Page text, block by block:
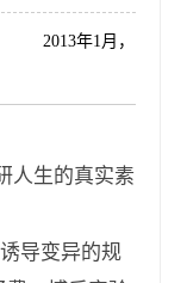
2013年1月，
人生的真实素
导变异的规